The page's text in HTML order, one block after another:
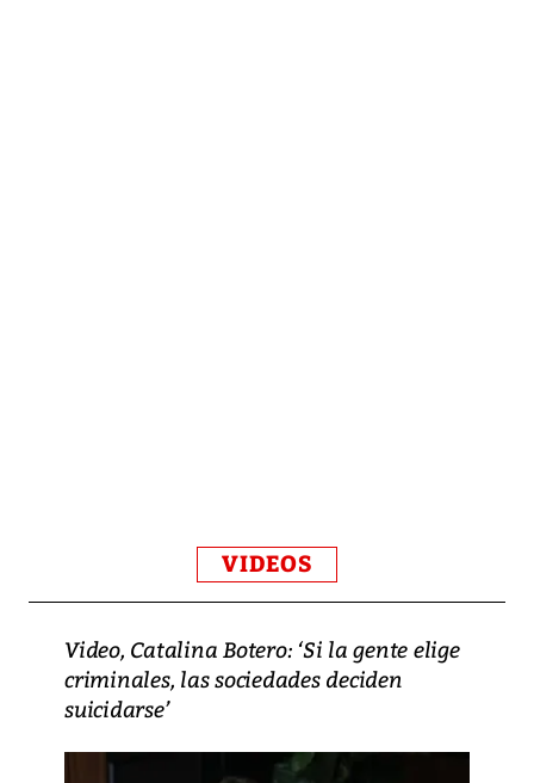
VIDEOS
Video, Catalina Botero: ‘Si la gente elige
criminales, las sociedades deciden
suicidarse’